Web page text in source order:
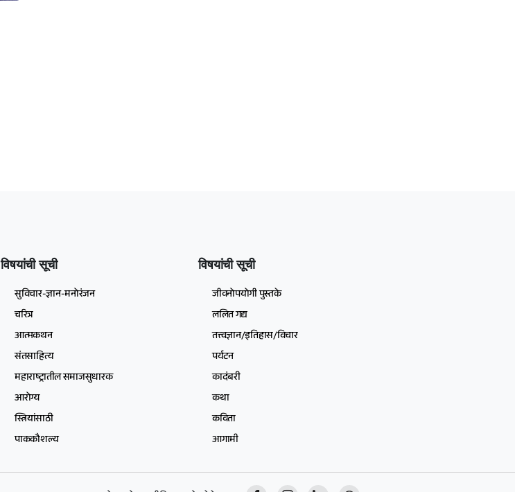
विषयांची सूची
सुविचार-ज्ञान-मनोरंजन
चरित्र
आत्मकथन
संतसाहित्य
महाराष्ट्रातील समाजसुधारक
आरोग्य
स्त्रियांसाठी
पाककौशल्य
विषयांची सूची
जीवनोपयोगी पुस्तके
ललित गद्य
तत्त्वज्ञान/इतिहास/विचार
पर्यटन
कादंबरी
कथा
कविता
आगामी